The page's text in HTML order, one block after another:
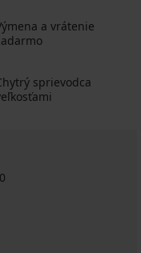
a vrátenie
sprievodca